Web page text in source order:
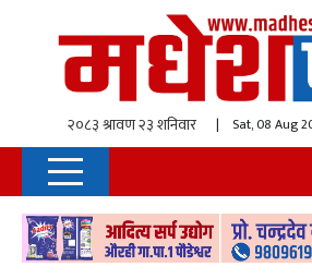
| Sat, 08 Aug